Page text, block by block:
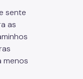
sente
as
menos